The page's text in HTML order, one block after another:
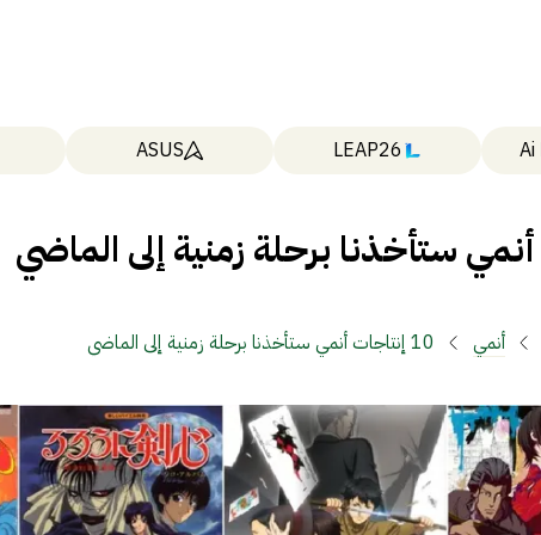
LEAP26
ASUS
أنمي 10 إنتاجات أنمي ستأخذنا برحلة زمنية إلى الماضي